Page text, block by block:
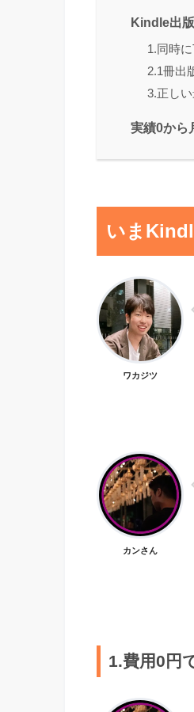
Kindle出
1.同時
2.1冊出
3.正し
実績0から
いま
ワカジツ
カンさん
1.費用0円